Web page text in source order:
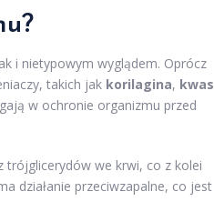
i nietypowym wyglądem. Oprócz
takich jak korilagina, kwas
w ochronie organizmu przed
trójglicerydów we krwi, co z kolei
działanie przeciwzapalne, co jest